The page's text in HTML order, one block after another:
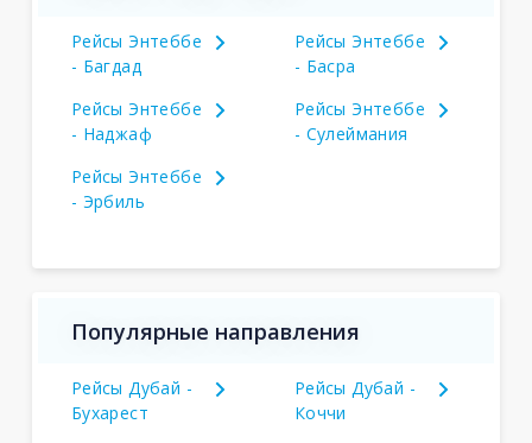
Рейсы Энтеббе
- Багдад
Рейсы Энтеббе
- Басра
Рейсы Энтеббе
- Наджаф
Рейсы Энтеббе
- Сулеймания
Рейсы Энтеббе
- Эрбиль
Популярные направления
Рейсы Дубай -
Бухарест
Рейсы Дубай -
Коччи